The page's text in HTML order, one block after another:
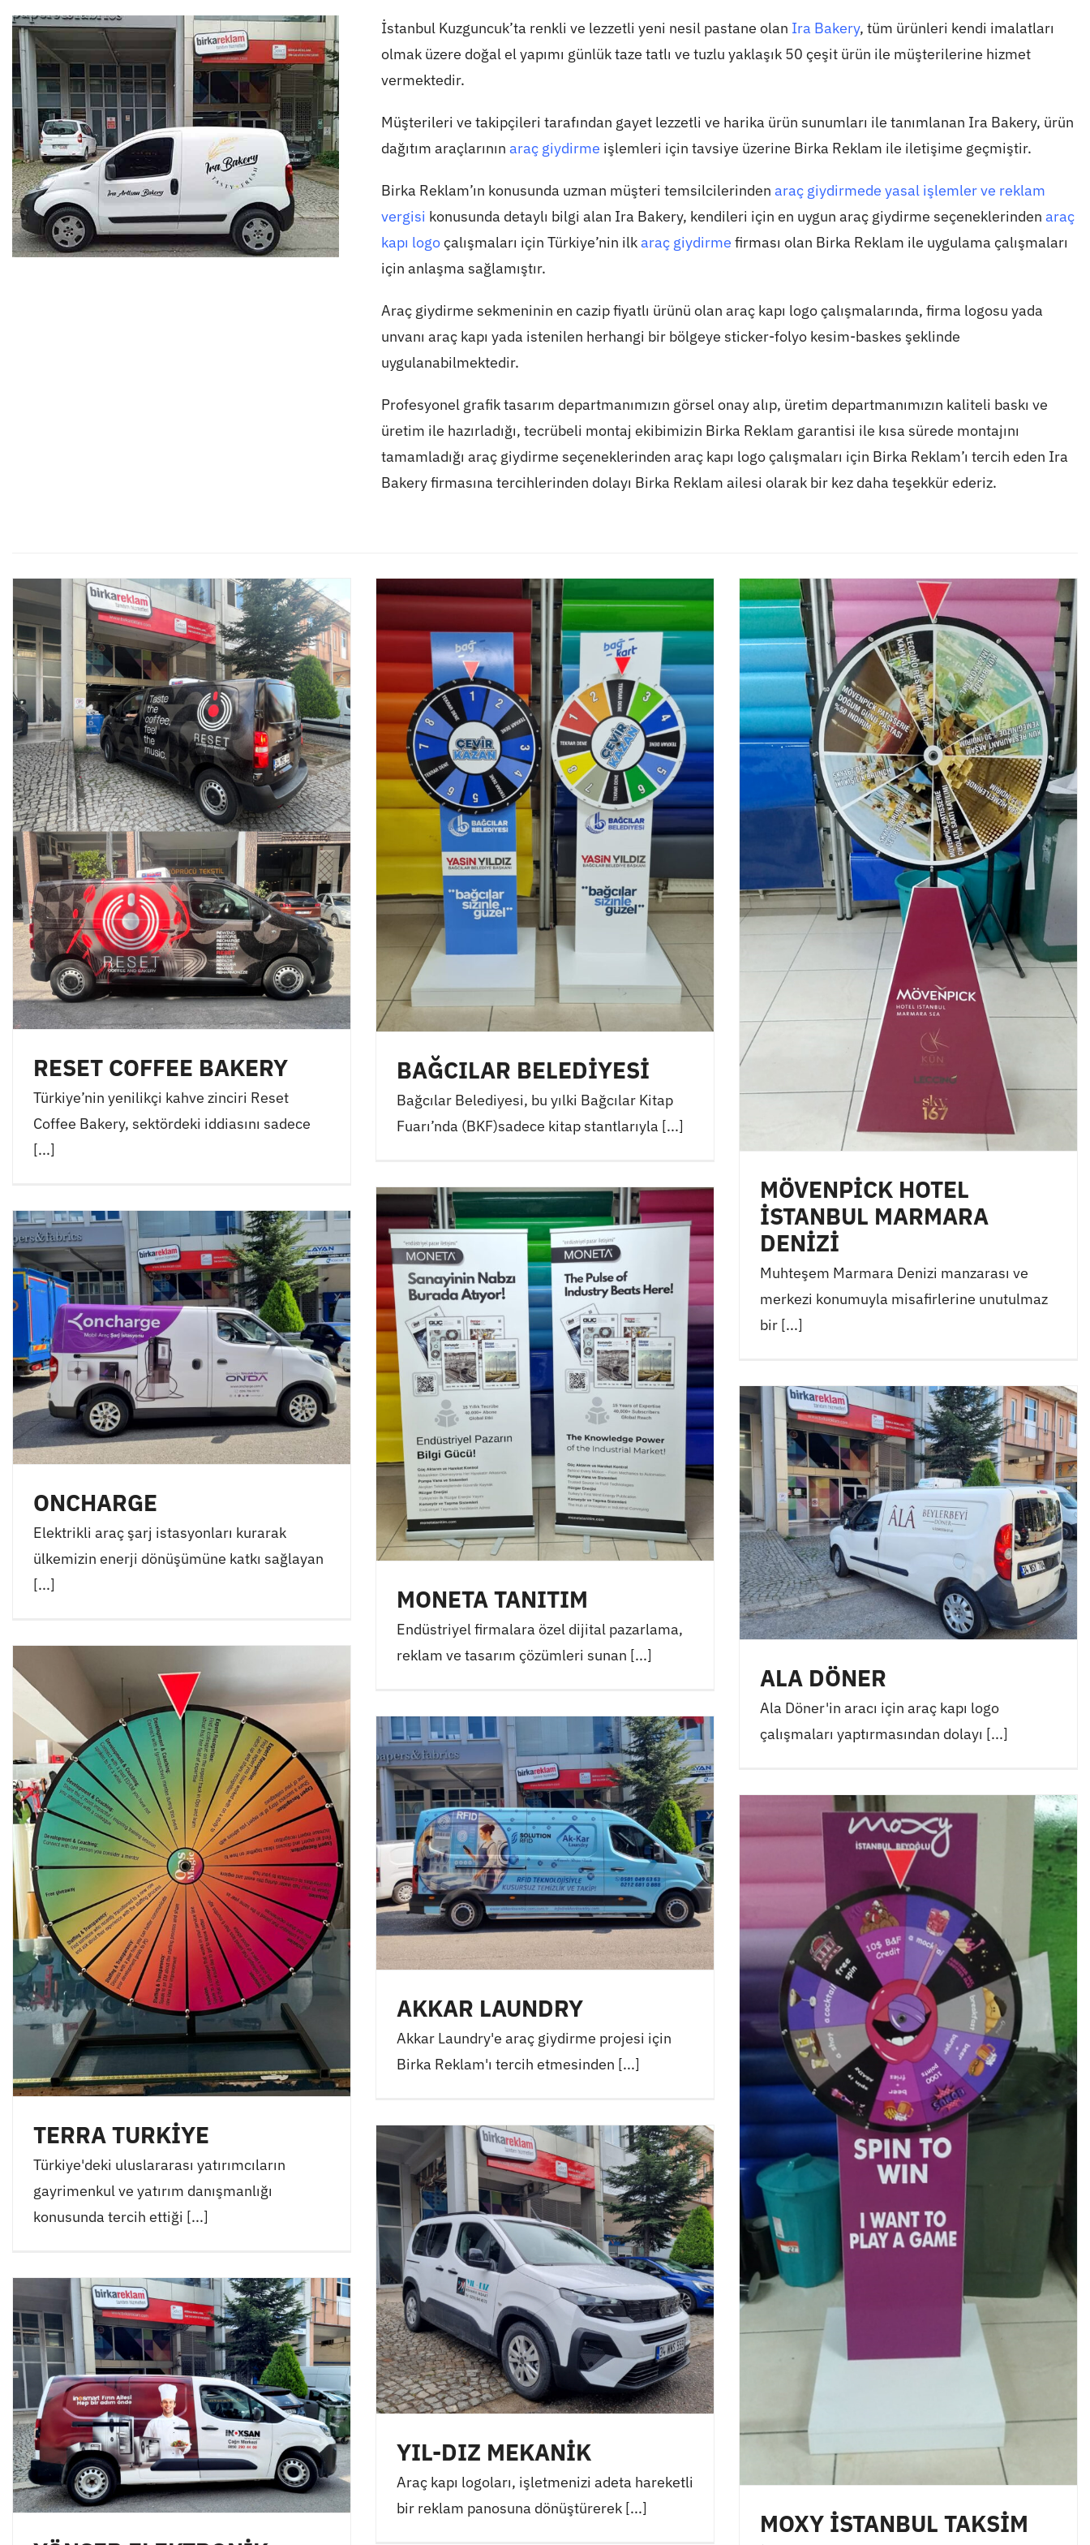
İstanbul Kuzguncuk’ta renkli ve lezzetli yeni nesil pastane olan Ira Bakery, tüm ürünleri kendi imalatları
olmak üzere doğal el yapımı günlük taze tatlı ve tuzlu yaklaşık 50 çeşit ürün ile müşterilerine hizmet
vermektedir.
Müşterileri ve takipçileri tarafından gayet lezzetli ve harika ürün sunumları ile tanımlanan Ira Bakery, ürün
dağıtım araçlarınınaraç giydirme işlemleri için tavsiye üzerine Birka Reklam ile iletişime geçmiştir.
Birka Reklam’ın konusunda uzman müşteri temsilcilerindenaraç giydirmede yasal işlemler ve reklam
vergisi konusunda detaylı bilgi alan Ira Bakery, kendileri için en uygun araç giydirme seçeneklerindenaraç
kapı logoçalışmaları için Türkiye’nin ilkaraç giydirme firması olan Birka Reklam ile uygulama çalışmaları
için anlaşma sağlamıştır.
Araç giydirme sekmeninin en cazip fiyatlı ürünü olan araç kapı logo çalışmalarında, firma logosu yada
unvanı araç kapı yada istenilen herhangi bir bölgeye sticker-folyo kesim-baskes şeklinde
uygulanabilmektedir.
Profesyonel grafik tasarım departmanımızın görsel onay alıp, üretim departmanımızın kaliteli baskı ve
üretim ile hazırladığı, tecrübeli montaj ekibimizin Birka Reklam garantisi ile kısa sürede montajını
tamamladığı araç giydirme seçeneklerinden araç kapı logo çalışmaları için Birka Reklam’ı tercih eden Ira
Bakery firmasına tercihlerinden dolayı Birka Reklam ailesi olarak bir kez daha teşekkür ederiz.
RESET COFFEE BAKERY
Türkiye’nin yenilikçi kahve zinciri Reset
Coffee Bakery, sektördeki iddiasını sadece
[...]
BAĞCILAR BELEDİYESİ
Bağcılar Belediyesi, bu yılki Bağcılar Kitap
Fuarı’nda (BKF)sadece kitap stantlarıyla [...]
MÖVENPİCK HOTEL
İSTANBUL MARMARA
DENİZİ
Muhteşem Marmara Denizi manzarası ve
merkezi konumuyla misafirlerine unutulmaz
bir [...]
MONETA TANITIM
Endüstriyel firmalara özel dijital pazarlama,
reklam ve tasarım çözümleri sunan [...]
ONCHARGE
Elektrikli araç şarj istasyonları kurarak
ülkemizin enerji dönüşümüne katkı sağlayan
[...]
ALA DÖNER
Ala Döner'in aracı için araç kapı logo
çalışmaları yaptırmasından dolayı [...]
TERRA TURKİYE
Türkiye'deki uluslararası yatırımcıların
gayrimenkul ve yatırım danışmanlığı
konusunda tercih ettiği [...]
AKKAR LAUNDRY
Akkar Laundry'e araç giydirme projesi için
Birka Reklam'ı tercih etmesinden [...]
MOXY İSTANBUL TAKSİM
YIL-DIZ MEKANİK
Araç kapı logoları, işletmenizi adeta hareketli
bir reklam panosuna dönüştürerek [...]